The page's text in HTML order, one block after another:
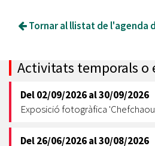
Tornar al llistat de l'agenda
Activitats temporals o
Del02/09/2026al30/09/2026
Exposició fotogràfica
Del26/06/2026al30/08/2026